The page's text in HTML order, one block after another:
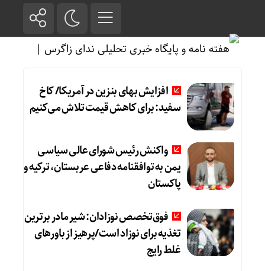
افزایش بهای بنزین در آمریکا/ کاخ
سفید: برای کاهش قیمت تلاش می‌کنیم
واکنش رئیس شورای عالی سیاسی
یمن به توافقنامه دفاعی عربستان، ترکیه و
پاکستان
فوق‌تخصص نوزادان: شیر مادر برترین
تغذیه برای نوزاد است/پرهیز از باورهای
غلط رایج